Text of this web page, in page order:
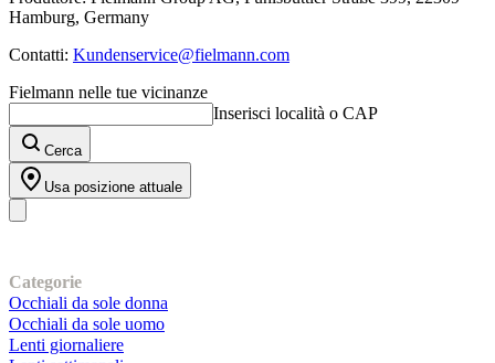
Hamburg, Germany
Contatti: Kundenservice@fielmann.com
Fielmann nelle tue vicinanze
Inserisci località o CAP
Cerca
Usa posizione attuale
Categorie
Occhiali da sole donna
Occhiali da sole uomo
Lenti giornaliere